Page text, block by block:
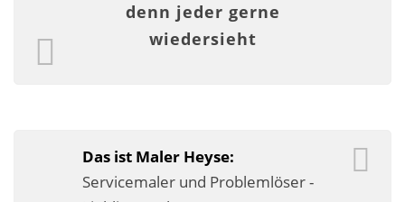
Fassadensanierung
Rostoptik
denn jeder gerne
wiedersieht
Das ist Maler Heyse:
Servicemaler und Problemlöser -